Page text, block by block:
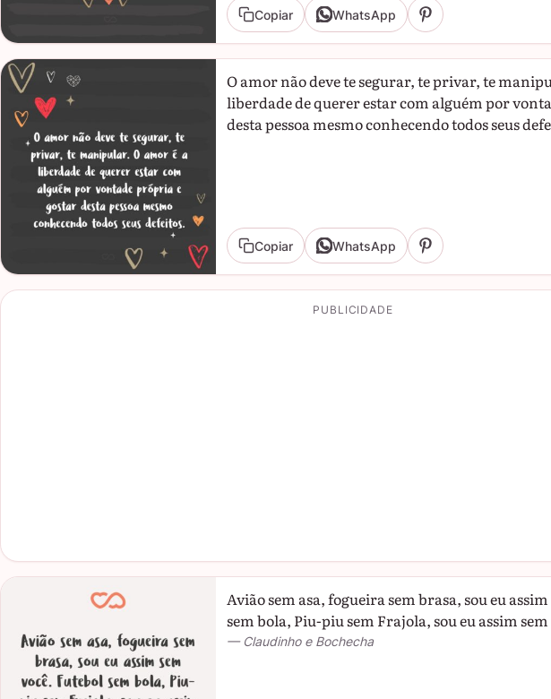
Copiar WhatsApp
O amor não deve te segurar, te privar, te
liberdade de querer estar com alguém por
desta pessoa mesmo conhecendo todos seus
Copiar WhatsApp
PUBLICIDADE
Avião sem asa, fogueira sem brasa, sou eu
sem bola, Piu-piu sem Frajola, sou eu assim sem
— Claudinho e Bochecha